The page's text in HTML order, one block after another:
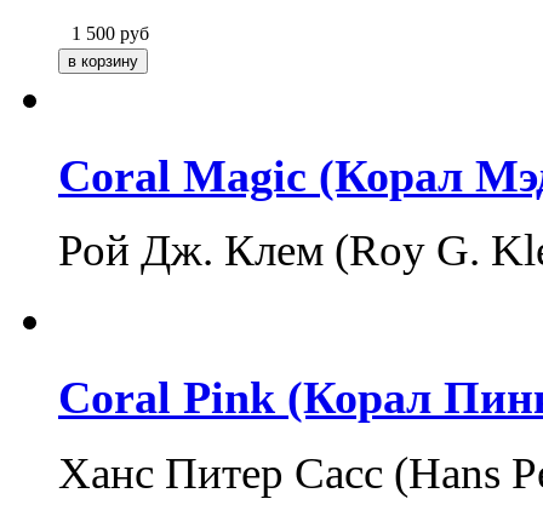
1 500 руб
Coral Magic (Корал
Рой Дж. Клем (Roy G.
Coral Pink (Корал
Ханс Питер Сасс (Hans